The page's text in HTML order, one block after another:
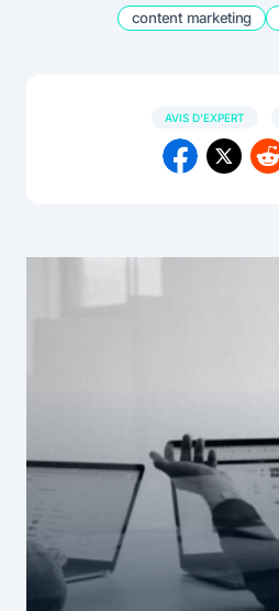
content marketing
AVIS D'EXPERT